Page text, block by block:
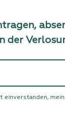
der
einverstanden,